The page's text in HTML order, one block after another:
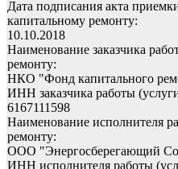
Дата подписания акта
капитальному ремонту:
10.10.2018
Наименование заказчика
ремонту:
НКО "Фонд капитального
ИНН заказчика работы
6167111598
Наименование исполнителя
ремонту:
ООО "Энергосберегающий
ИНН исполнителя работы